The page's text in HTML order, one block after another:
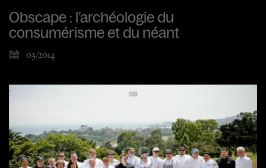
Obscape : l’archéologie du
consumérisme et du néant
03/2014